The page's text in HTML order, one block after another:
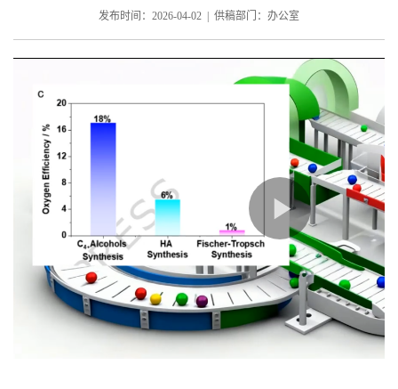
发布时间：2026-04-02 | 供稿部门：办公室